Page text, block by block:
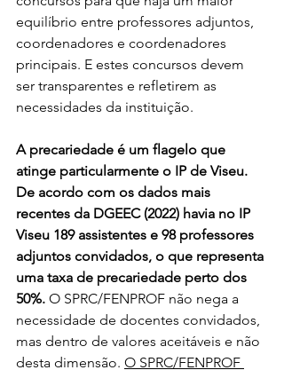
equilíbrio entre professores adjuntos,
coordenadores e coordenadores
principais. E estes concursos devem
ser transparentes e refletirem as
necessidades da instituição.
A precariedade é um flagelo que
atinge particularmente o IP de Viseu.
De acordo com os dados mais
recentes da DGEEC (2022) havia no IP
Viseu 189 assistentes e 98 professores
adjuntos convidados, o que representa
uma taxa de precariedade perto dos
50%. O SPRC/FENPROF não nega a
necessidade de docentes convidados,
mas dentro de valores aceitáveis e não
desta dimensão. O SPRC/FENPROF